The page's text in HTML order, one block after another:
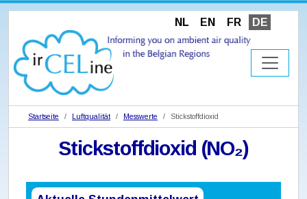
NL EN FR DE
Startseite Luftqualität Messwerte Stickstoffdioxid
Stickstoffdioxid (NO₂)